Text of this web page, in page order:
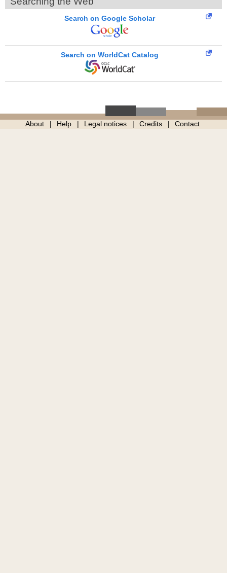
Search on Google Scholar
Search on WorldCat Catalog
About Help Legal notices Credits Contact